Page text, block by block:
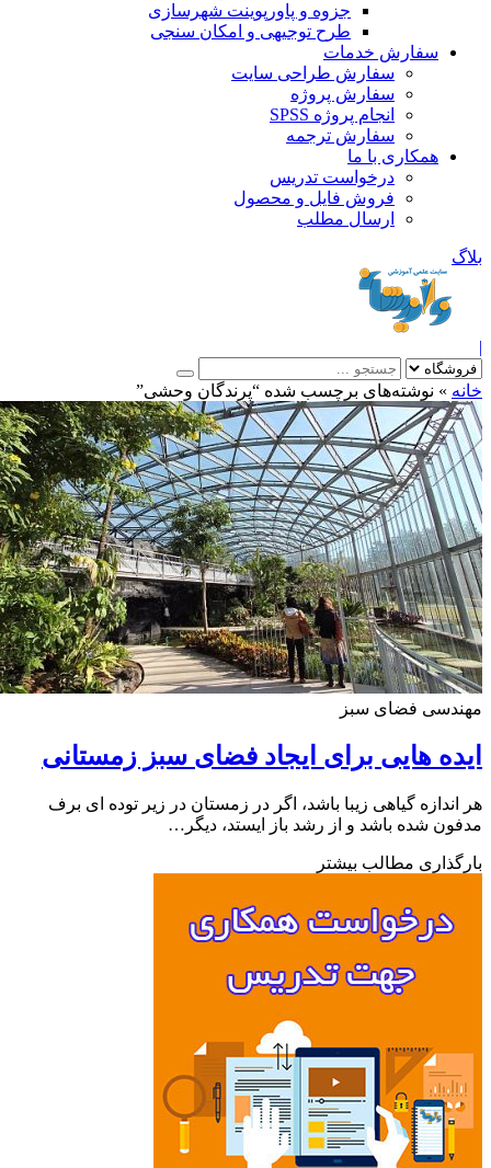
جزوه و پاورپوینت شهرسازی
طرح توجیهی و امکان سنجی
سفارش خدمات
سفارش طراحی سایت
سفارش پروژه
انجام پروژه SPSS
سفارش ترجمه
همکاری با ما
درخواست تدریس
فروش فایل و محصول
ارسال مطلب
»نوشته‌های برچسب شده “پرندگان وحشی”
فضای سبز
هایی برای ایجاد فضای سبز زمستانی
گیاهی زیبا باشد، اگر در زمستان در زیر توده ای برف
شده باشد و از رشد باز ایستد، دیگر…
مطالب بیشتر